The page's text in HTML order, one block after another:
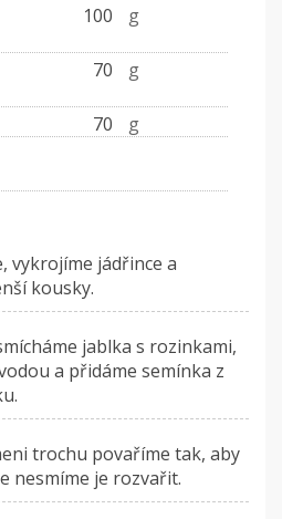
100
g
70
g
70
g
vykrojíme jádřince a
kousky.
jablka s rozinkami,
a přidáme semínka z
trochu povaříme tak, aby
nesmíme je rozvařit.